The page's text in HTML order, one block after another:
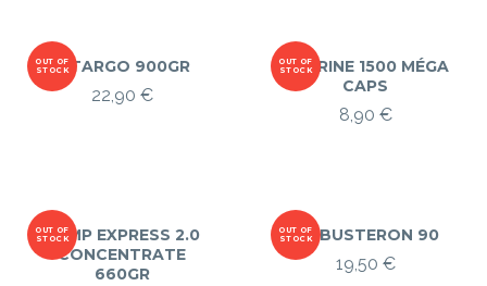
OUT OF
STOCKVITARGO 900GR
22,90 €
OUT OF
STOCK
TAURINE 1500 MÉGA
CAPS
8,90 €
OUT OF
STOCK
PUMP EXPRESS 2.0
CONCENTRATE
660GR
OUT OF
STOCK
TRIBUSTERON 90
19,50 €